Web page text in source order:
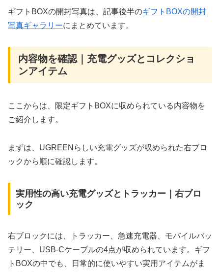
ギフトBOXの開封写真は、記事後半のギフトBOXの開封
写真ギャラリーにまとめています。
内容物を確認｜充電グッズとコレクショ
ンアイテム
ここからは、限定ギフトBOXに収められている内容物を
ご紹介します。
まずは、UGREENらしい充電グッズが収められた右ブロ
ックから順に確認します。
実用性の高い充電グッズとトラッカー｜右ブロ
ック
右ブロックには、トラッカー、急速充電器、モバイルバッ
テリー、USB-Cケーブルの4点が収められています。ギフ
トBOXの中でも、日常的に使いやすい実用アイテムがま